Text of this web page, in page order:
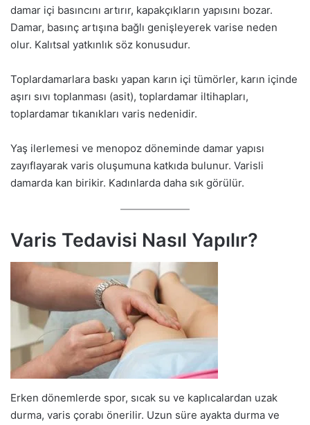
damar içi basıncını artırır, kapakçıkların yapısını bozar.
Damar, basınç artışına bağlı genişleyerek varise neden
olur. Kalıtsal yatkınlık söz konusudur.
Toplardamarlara baskı yapan karın içi tümörler, karın içinde
aşırı sıvı toplanması (asit), toplardamar iltihapları,
toplardamar tıkanıkları varis nedenidir.
Yaş ilerlemesi ve menopoz döneminde damar yapısı
zayıflayarak varis oluşumuna katkıda bulunur. Varisli
damarda kan birikir. Kadınlarda daha sık görülür.
Varis Tedavisi Nasıl Yapılır?
Erken dönemlerde spor, sıcak su ve kaplıcalardan uzak
durma, varis çorabı önerilir. Uzun süre ayakta durma ve